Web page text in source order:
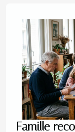
Famille